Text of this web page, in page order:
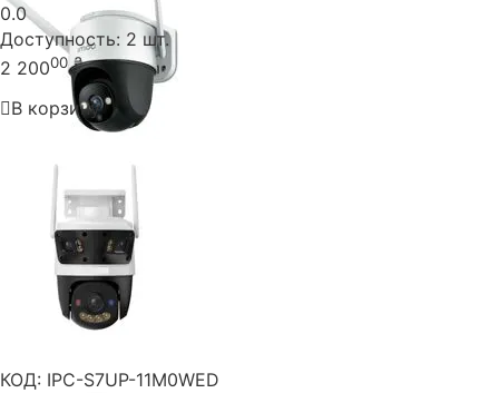
0.0
Доступность: 2 шт.
2 20000 ₴
В корзину
КОД: IPC-S7UP-11M0WED